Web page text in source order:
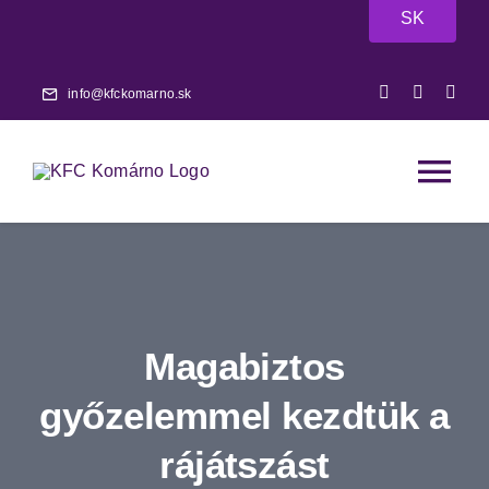
SK
info@kfckomarno.sk
Mérkőzések
Magabiztos
győzelemmel kezdtük a
rájátszást